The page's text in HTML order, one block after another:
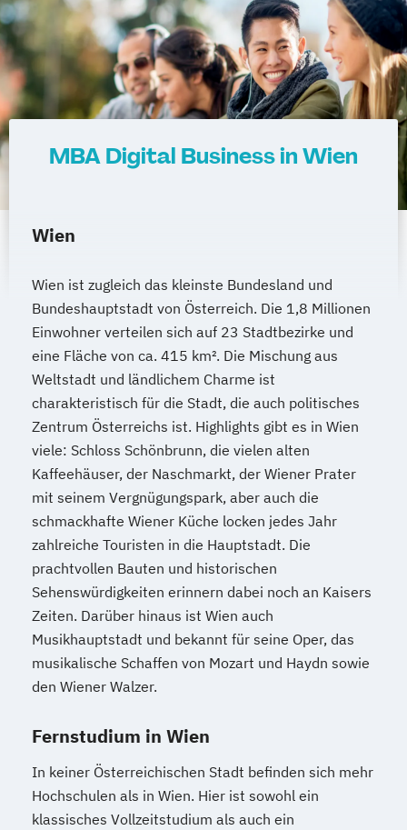
MBA Digital Business in Wien
Wien
Wien ist zugleich das kleinste Bundesland und
Bundeshauptstadt von Österreich. Die 1,8 Millionen
Einwohner verteilen sich auf 23 Stadtbezirke und
eine Fläche von ca. 415 km². Die Mischung aus
Weltstadt und ländlichem Charme ist
charakteristisch für die Stadt, die auch politisches
Zentrum Österreichs ist. Highlights gibt es in Wien
viele: Schloss Schönbrunn, die vielen alten
Kaffeehäuser, der Naschmarkt, der Wiener Prater
mit seinem Vergnügungspark, aber auch die
schmackhafte Wiener Küche locken jedes Jahr
zahlreiche Touristen in die Hauptstadt. Die
prachtvollen Bauten und historischen
Sehenswürdigkeiten erinnern dabei noch an Kaisers
Zeiten. Darüber hinaus ist Wien auch
Musikhauptstadt und bekannt für seine Oper, das
musikalische Schaffen von Mozart und Haydn sowie
den Wiener Walzer.
Fernstudium in Wien
In keiner Österreichischen Stadt befinden sich mehr
Hochschulen als in Wien. Hier ist sowohl ein
klassisches Vollzeitstudium als auch ein